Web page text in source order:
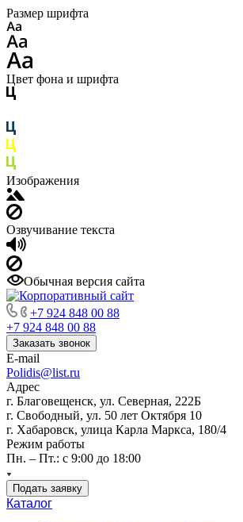
Размер шрифта
Цвет фона и шрифта
Изображения
Озвучивание текста
Обычная версия сайта
+7 924 848 00 88
+7 924 848 00 88
Заказать звонок
E-mail
Polidis@list.ru
Адрес
г. Благовещенск, ул. Северная, 222Б
г. Свободный, ул. 50 лет Октября 10
г. Хабаровск, улица Карла Маркса, 180/4
Режим работы
Пн. – Пт.: с 9:00 до 18:00
Подать заявку
Каталог